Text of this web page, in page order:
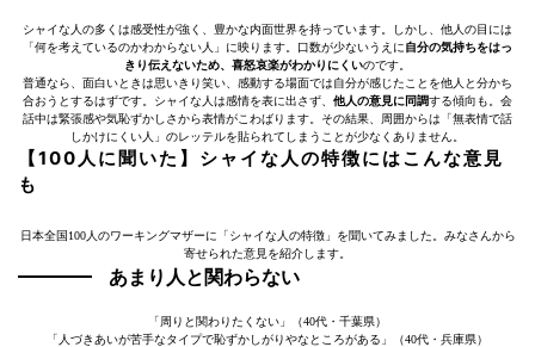
シャイな人の多くは感受性が強く、豊かな内面世界を持っています。しかし、他人の目には
「何を考えているのかわからない人」に映ります。口数が少ないうえに自分の気持ちをはっ
きり伝えないため、喜怒哀楽がわかりにくいのです。
普通なら、面白いときは思いきり笑い、感動する場面では自分が感じたことを他人と分かち
合おうとするはずです。シャイな人は感情を表に出さず、 他人の意見に同調する傾向も。会
話中は緊張感や気恥ずかしさから表情がこわばります。その結果、周囲からは「無表情で話
しかけにくい人」のレッテルを貼られてしまうことが少なくありません。
【100人に聞いた】シャイな人の特徴にはこんな意見
も
日本全国100人のワーキングマザーに「シャイな人の特徴」を聞いてみました。みなさんから
寄せられた意見を紹介します。
あまり人と関わらない
「周りと関わりたくない」（40代・千葉県）
「人づきあいが苦手なタイプで恥ずかしがりやなところがある」（40代・兵庫県）